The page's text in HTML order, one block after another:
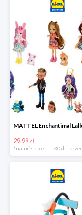
29.99 zł